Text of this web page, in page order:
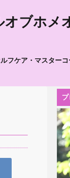
ブホメ
フケア・マスターコ